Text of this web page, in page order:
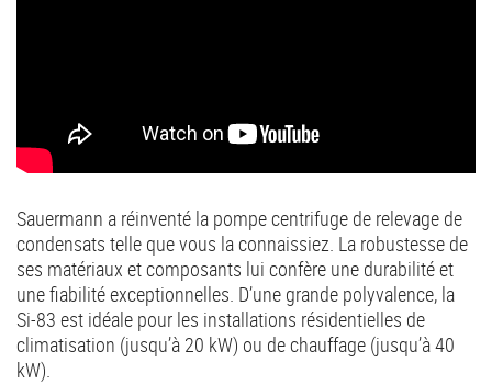
Sauermann a réinventé la pompe centrifuge de relevage de
condensats telle que vous la connaissiez. La robustesse de
ses matériaux et composants lui confère une durabilité et
une fiabilité exceptionnelles. D’une grande polyvalence, la
Si-83 est idéale pour les installations résidentielles de
climatisation (jusqu’à 20 kW) ou de chauffage (jusqu’à 40
kW).